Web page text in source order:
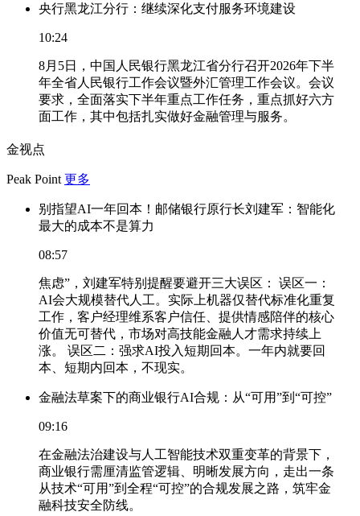
央行黑龙江分行：继续深化支付服务环境建设
10:24
8月5日，中国人民银行黑龙江省分行召开2026年下半
年全省人民银行工作会议暨外汇管理工作会议。会议
要求，全面落实下半年重点工作任务，重点抓好六方
面工作，其中包括扎实做好金融管理与服务。
金视点
Peak Point 更多
别指望AI一年回本！邮储银行原行长刘建军：智能化
最大的成本不是算力
08:57
焦虑”，刘建军特别提醒要避开三大误区： 误区一：
AI会大规模替代人工。实际上机器仅替代标准化重复
工作，客户经理维系客户信任、提供情感陪伴的核心
价值无可替代，市场对高技能金融人才需求持续上
涨。 误区二：强求AI投入短期回本。一年内就要回
本、短期内回本，不现实。
金融法草案下的商业银行AI合规：从“可用”到“可控”
09:16
在金融法治建设与人工智能技术双重变革的背景下，
商业银行需厘清监管逻辑、明晰发展方向，走出一条
从技术“可用”到全程“可控”的合规发展之路，筑牢金
融科技安全防线。